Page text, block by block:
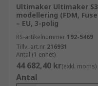
Ultimaker Ultimaker
modellering (FDM,
– EU, 3-polig
RS-artikelnummer 192-5469
Tillv. art.nr 216931
Antal (1 enhet)
44 682,40 kr(exkl. moms)
Antal